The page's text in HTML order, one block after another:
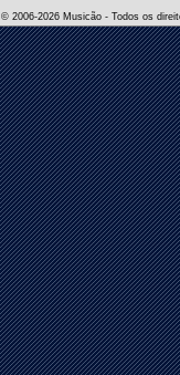
© 2006-2026 Musicão - Todos os